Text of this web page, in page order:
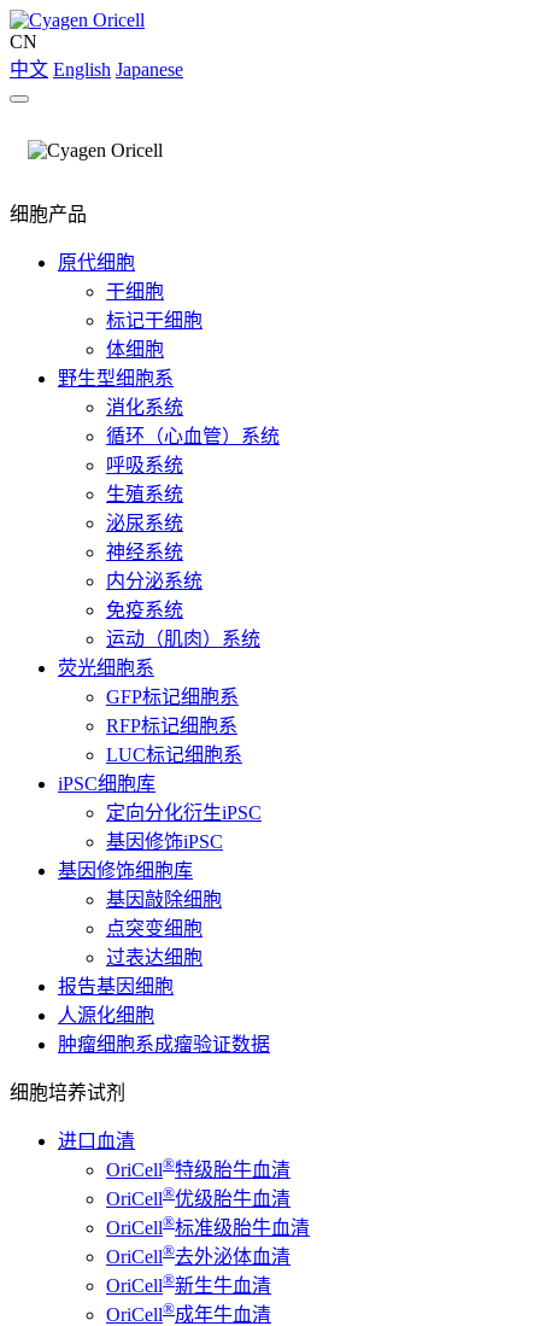
CN
中文 English Japanese
细胞产品
原代细胞
干细胞
标记干细胞
体细胞
野生型细胞系
消化系统
循环（心血管）系统
呼吸系统
生殖系统
泌尿系统
神经系统
内分泌系统
免疫系统
运动（肌肉）系统
荧光细胞系
GFP标记细胞系
RFP标记细胞系
LUC标记细胞系
iPSC细胞库
定向分化衍生iPSC
基因修饰iPSC
基因修饰细胞库
基因敲除细胞
点突变细胞
过表达细胞
报告基因细胞
人源化细胞
肿瘤细胞系成瘤验证数据
细胞培养试剂
进口血清
OriCell®特级胎牛血清
OriCell®优级胎牛血清
OriCell®标准级胎牛血清
OriCell®去外泌体血清
OriCell®新生牛血清
OriCell®成年牛血清